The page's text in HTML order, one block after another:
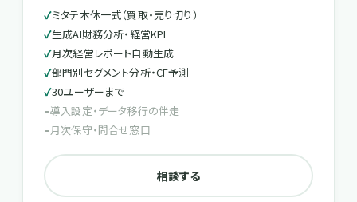
ミタテ本体一式（買取・売り切り）
生成AI財務分析・経営KPI
月次経営レポート自動生成
部門別セグメント分析・CF予測
30ユーザーまで
導入設定・データ移行の伴走
月次保守・問合せ窓口
相談する